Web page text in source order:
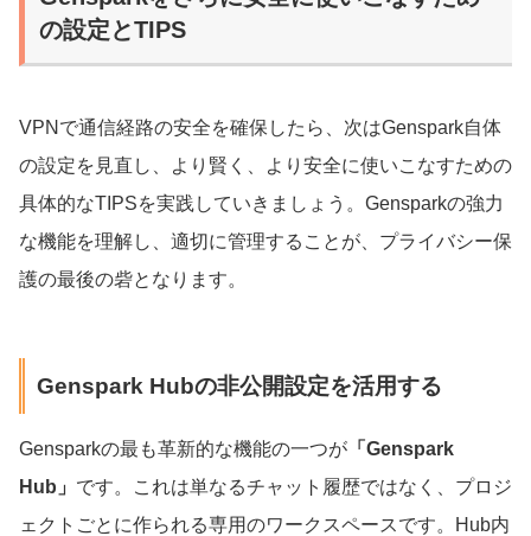
の設定とTIPS
VPNで通信経路の安全を確保したら、次はGenspark自体
の設定を見直し、より賢く、より安全に使いこなすための
具体的なTIPSを実践していきましょう。Gensparkの強力
な機能を理解し、適切に管理することが、プライバシー保
護の最後の砦となります。
Genspark Hubの非公開設定を活用する
Gensparkの最も革新的な機能の一つが 「Genspark
Hub」 です。これは単なるチャット履歴ではなく、プロジ
ェクトごとに作られる専用のワークスペースです。Hub内